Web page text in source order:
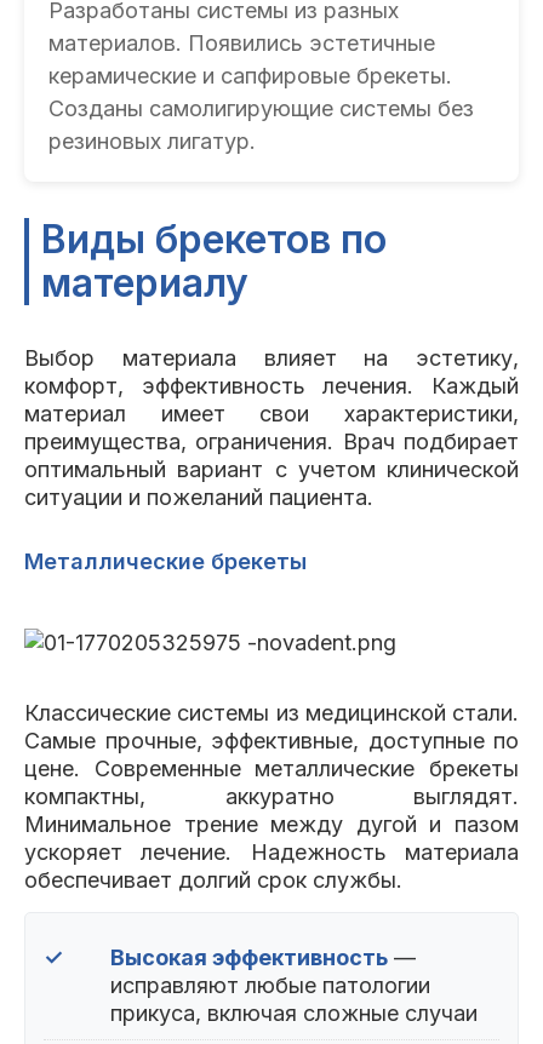
Разработаны системы из разных
материалов. Появились эстетичные
керамические и сапфировые брекеты.
Созданы самолигирующие системы без
резиновых лигатур.
Виды брекетов по
материалу
Выбор материала влияет на эстетику,
комфорт, эффективность лечения. Каждый
материал имеет свои характеристики,
преимущества, ограничения. Врач подбирает
оптимальный вариант с учетом клинической
ситуации и пожеланий пациента.
Металлические брекеты
Классические системы из медицинской стали.
Самые прочные, эффективные, доступные по
цене. Современные металлические брекеты
компактны, аккуратно выглядят.
Минимальное трение между дугой и пазом
ускоряет лечение. Надежность материала
обеспечивает долгий срок службы.
✓ Высокая эффективность —
исправляют любые патологии
прикуса, включая сложные случаи